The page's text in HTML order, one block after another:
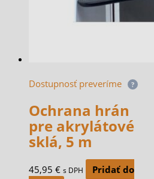
Dostupnosť preveríme ?
Ochrana hrán
pre akrylátové
sklá, 5 m
45,95 € s DPH
Pridať do